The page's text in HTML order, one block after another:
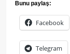
Bunu paylaş:
Facebook
Telegram